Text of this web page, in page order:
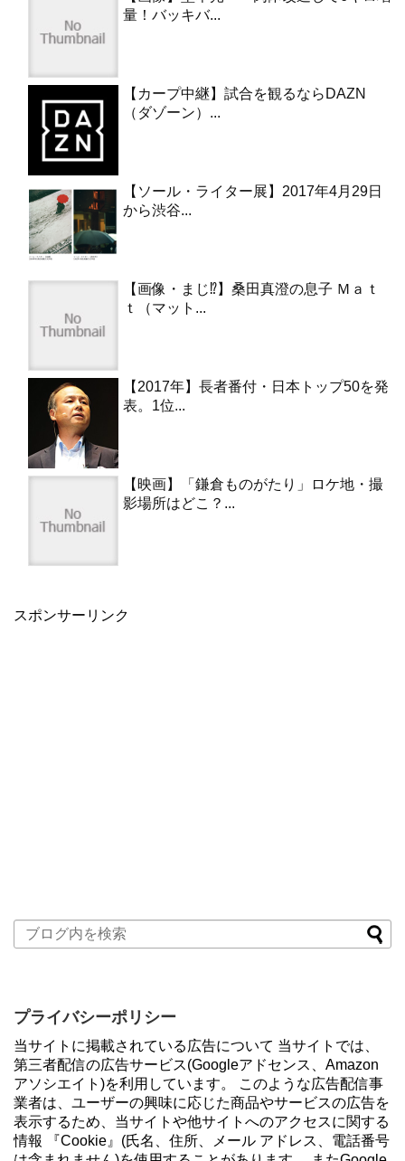
量！バッキバ...
【カープ中継】試合を観るならDAZN
（ダゾーン）...
【ソール・ライター展】2017年4月29日
から渋谷...
【画像・まじ⁉︎】桑田真澄の息子 Ｍａｔ
ｔ（マット...
【2017年】長者番付・日本トップ50を発
表。1位...
【映画】「鎌倉ものがたり」ロケ地・撮
影場所はどこ？...
スポンサーリンク
プライバシーポリシー
当サイトに掲載されている広告について 当サイトでは、
第三者配信の広告サービス(Googleアドセンス、Amazon
アソシエイト)を利用しています。 このような広告配信事
業者は、ユーザーの興味に応じた商品やサービスの広告を
表示するため、当サイトや他サイトへのアクセスに関する
情報 『Cookie』(氏名、住所、メール アドレス、電話番号